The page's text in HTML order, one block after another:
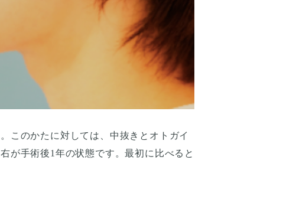
このかたに対しては、中抜きとオトガイ
が手術後1年の状態です。最初に比べると